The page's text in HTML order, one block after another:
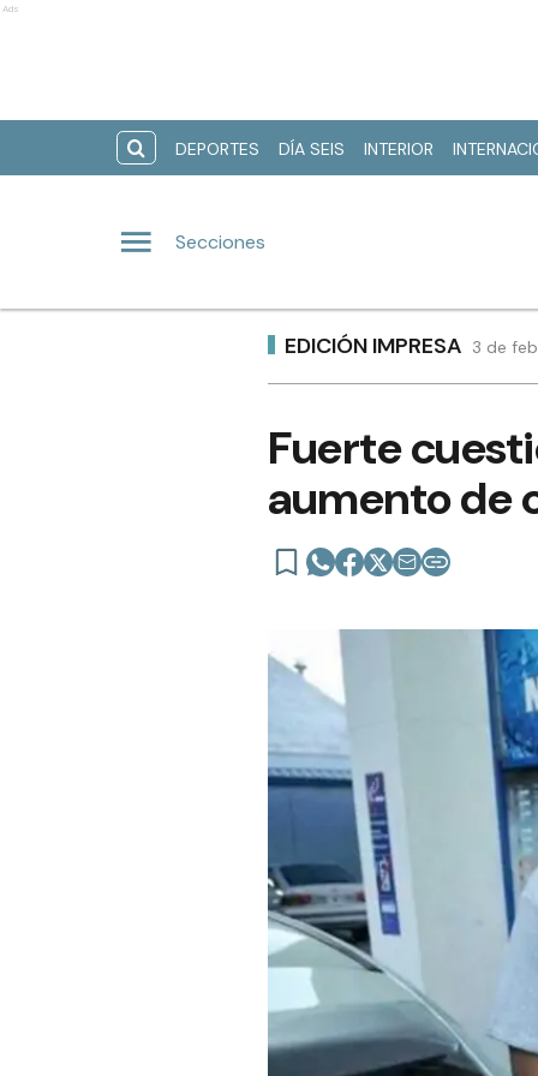
Ads
DEPORTES DÍA SEIS INTERIOR
Secciones
EDICIÓN IMPRESA 3 de
Fuerte
aumento de